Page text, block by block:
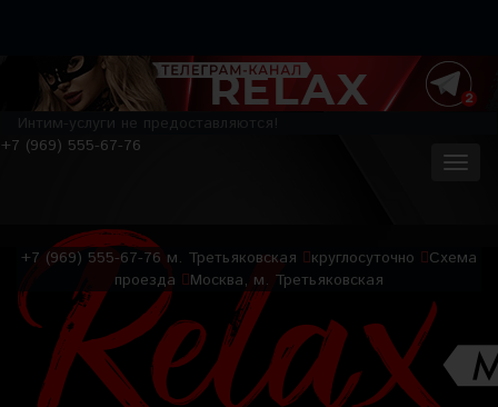
Интим-услуги не предоставляются!
+7 (969) 555-67-76
+7 (969) 555-67-76 м. Третьяковская круглосуточно
Схема
проезда
Москва, м. Третьяковская